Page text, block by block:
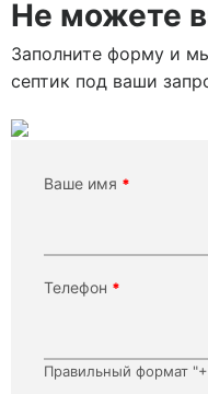
Не можете
Заполните форму и
септик под ваши
Ваше имя *
Телефон *
Правильный формат